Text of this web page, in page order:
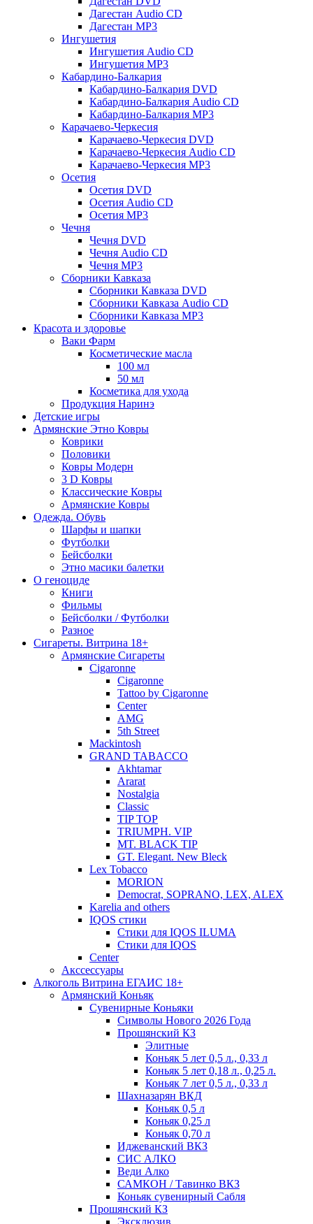
Дагестан Audio CD
Дагестан MP3
Ингушетия
Ингушетия Audio CD
Ингушетия MP3
Кабардино-Балкария
Кабардино-Балкария DVD
Кабардино-Балкария Audio CD
Кабардино-Балкария MP3
Карачаево-Черкесия
Карачаево-Черкесия DVD
Карачаево-Черкесия Audio CD
Карачаево-Черкесия MP3
Осетия
Осетия DVD
Осетия Audio CD
Осетия MP3
Чечня
Чечня DVD
Чечня Audio CD
Чечня MP3
Сборники Кавказа
Сборники Кавказа DVD
Сборники Кавказа Audio CD
Сборники Кавказа MP3
Красота и здоровье
Ваки Фарм
Косметические масла
100 мл
50 мл
Косметика для ухода
Продукция Наринэ
Детские игры
Армянские Этно Ковры
Коврики
Половики
Ковры Модерн
3 D Ковры
Классические Ковры
Армянские Ковры
Одежда. Обувь
Шарфы и шапки
Футболки
Бейсболки
Этно масики балетки
О геноциде
Книги
Фильмы
Бейсболки / Футболки
Разное
Сигареты. Витрина 18+
Армянские Сигареты
Cigaronne
Cigaronne
Tattoo by Cigaronne
Center
AMG
5th Street
Mackintosh
GRAND TABACCO
Akhtamar
Ararat
Nostalgia
Classic
TIP TOP
TRIUMPH. VIP
MT. BLACK TIP
GT. Elegant. New Bleck
Lex Tobacco
MORION
Democrat, SOPRANO, LEX, ALEX
Karelia and others
IQOS стики
Стики для IQOS ILUMA
Стики для IQOS
Сenter
Акссессуары
Алкоголь Витрина ЕГАИС 18+
Армянский Коньяк
Сувенирные Коньяки
Символы Нового 2026 Года
Прошянский КЗ
Элитные
Коньяк 5 лет 0,5 л., 0,33 л
Коньяк 5 лет 0,18 л., 0,25 л.
Коньяк 7 лет 0,5 л., 0,33 л
Шахназарян ВКД
Коньяк 0,5 л
Коньяк 0,25 л
Коньяк 0,70 л
Иджеванский ВКЗ
СИС АЛКО
Веди Алко
САМКОН / Тавинко ВКЗ
Коньяк сувенирный Сабля
Прошянский КЗ
Эксклюзив